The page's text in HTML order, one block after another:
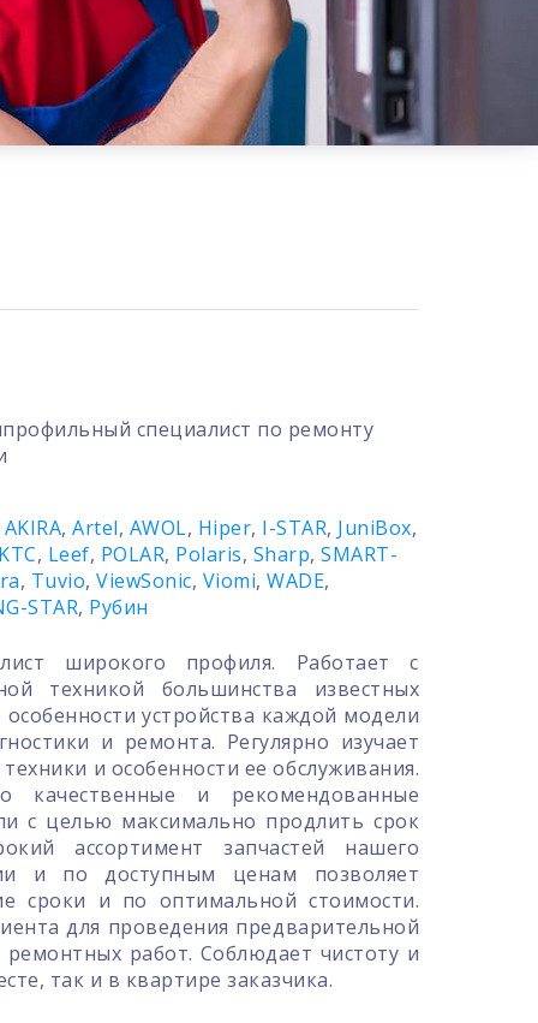
специалист по ремонту
AKIRA,Artel, AWOL, Hiper, I-STAR, JuniBox,
, Leef, POLAR, Polaris, Sharp,SMART-
, Tuvio,ViewSonic, Viomi,WADE,
STAR, Рубин
широкого профиля. Работает с
техникой большинства известных
устройства каждой модели
и ремонта. Регулярно изучает
и особенности ее обслуживания.
качественные и рекомендованные
с целью максимально продлить срок
ассортимент запчастей нашего
и по доступным ценам позволяет
сроки и по оптимальной стоимости.
для проведения предварительной
работ. Соблюдает чистоту и
так и в квартире заказчика.